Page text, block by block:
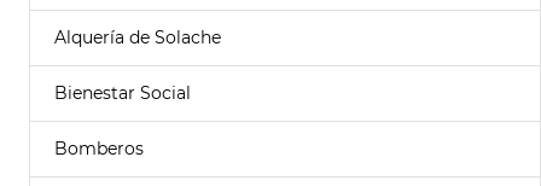
Alquería de Solache
Bienestar Social
Bomberos